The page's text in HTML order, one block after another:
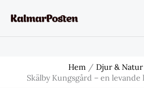
Hem
Djur & Natur
Skälby Kungsgård – en